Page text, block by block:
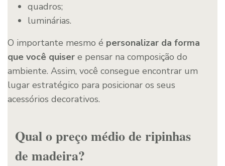
quadros;
luminárias.
O importante mesmo é personalizar da forma
que você quiser e pensar na composição do
ambiente. Assim, você consegue encontrar um
lugar estratégico para posicionar os seus
acessórios decorativos.
Qual o preço médio de ripinhas
de madeira?